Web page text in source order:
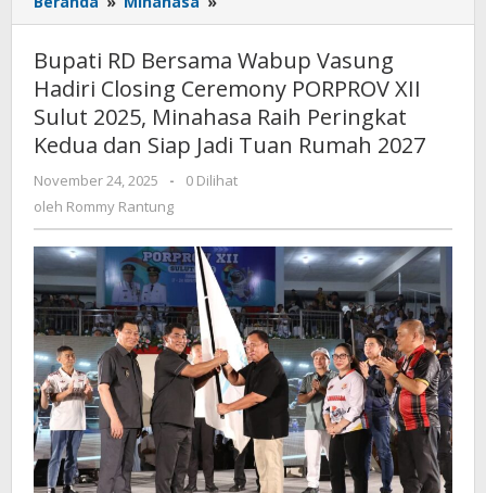
RD
Bersama
Wabup
Vasung
Hadiri
Closing
PORPROV
Sulut
2025,
Minahasa
Raih
Peringkat
Kedua
dan
Siap
Jadi
Tuan
Rumah
2027
Bupati RD Bersama Wabup Vasung
Hadiri Closing Ceremony PORPROV XII
Sulut 2025, Minahasa Raih Peringkat
Kedua dan Siap Jadi Tuan Rumah 2027
November 24, 2025
oleh
Rommy
Rantung
-
0 Dilihat
oleh Rommy Rantung